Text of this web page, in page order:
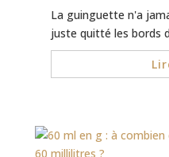
La guinguette n'a
juste quitté les bords